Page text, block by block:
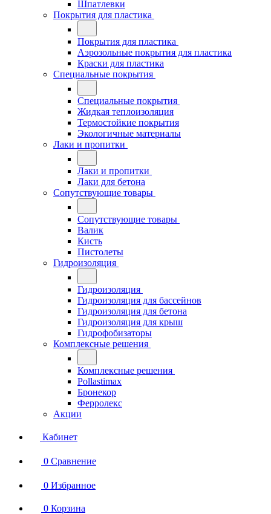
Шпатлевки
Покрытия для пластика
Покрытия для пластика
Аэрозольные покрытия для пластика
Краски для пластика
Специальные покрытия
Специальные покрытия
Жидкая теплоизоляция
Термостойкие покрытия
Экологичные материалы
Лаки и пропитки
Лаки и пропитки
Лаки для бетона
Сопутствующие товары
Сопутствующие товары
Валик
Кисть
Пистолеты
Гидроизоляция
Гидроизоляция
Гидроизоляция для бассейнов
Гидроизоляция для бетона
Гидроизоляция для крыш
Гидрофобизаторы
Комплексные решения
Комплексные решения
Pollastimax
Бронекор
Ферролекс
Акции
Кабинет
0 Сравнение
0 Избранное
0 Корзина